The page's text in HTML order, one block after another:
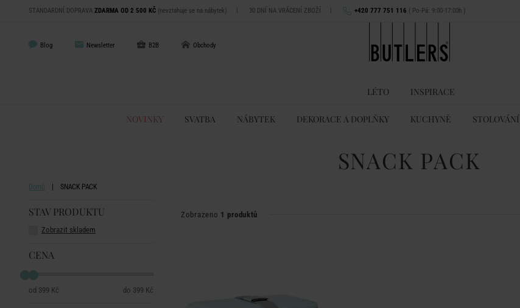
STANDARDNÍ DOPRAVA ZDARMA OD 2 500 KČ (nevztahuje se na nábytek) | 30 DNÍ NA VRÁCENÍ ZBOŽÍ | +420 777 751 116 ( Po-Pá: 9:00-17:00h )
Blog Newsletter B2B Obchody
LÉTO INSPIRACE
NOVINKY SVATBA NÁBYTEK DEKORACE A DOPLŇKY KUCHYNĚ STOLOVÁNÍ
SNACK PACK
Domů SNACK PACK
STAV PRODUKTU
Zobrazit skladem
CENA
399 Kč 399 Kč
Zobrazeno 1 produktů